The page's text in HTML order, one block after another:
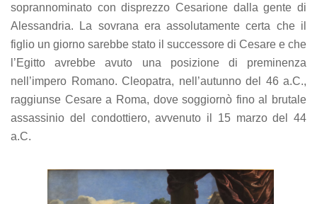
soprannominato con disprezzo Cesarione dalla gente di
Alessandria. La sovrana era assolutamente certa che il
figlio un giorno sarebbe stato il successore di Cesare e che
l’Egitto avrebbe avuto una posizione di preminenza
nell’impero Romano. Cleopatra, nell’autunno del 46 a.C.,
raggiunse Cesare a Roma, dove soggiornò fino al brutale
assassinio del condottiero, avvenuto il 15 marzo del 44
a.C.